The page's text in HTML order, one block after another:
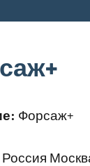
Форсаж+
Россия